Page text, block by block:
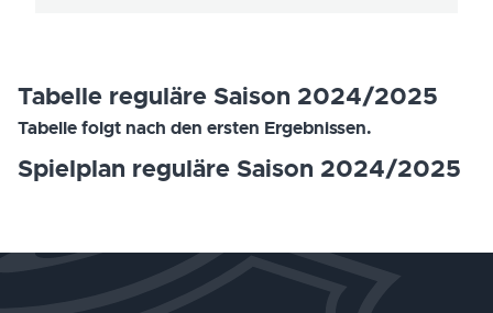
Tabelle reguläre Saison 2024/2025
Tabelle folgt nach den ersten Ergebnissen.
Spielplan reguläre Saison 2024/2025